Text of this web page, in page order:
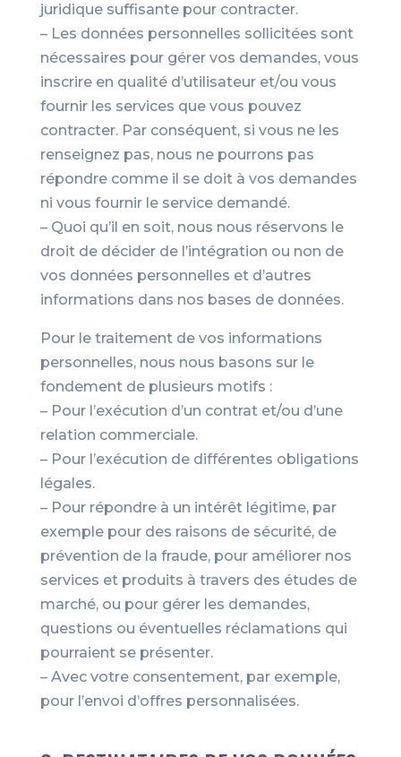
juridique suffisante pour contracter.
– Les données personnelles sollicitées sont
nécessaires pour gérer vos demandes, vous
inscrire en qualité d’utilisateur et/ou vous
fournir les services que vous pouvez
contracter. Par conséquent, si vous ne les
renseignez pas, nous ne pourrons pas
répondre comme il se doit à vos demandes
ni vous fournir le service demandé.
– Quoi qu’il en soit, nous nous réservons le
droit de décider de l’intégration ou non de
vos données personnelles et d’autres
informations dans nos bases de données.
Pour le traitement de vos informations
personnelles, nous nous basons sur le
fondement de plusieurs motifs :
– Pour l’exécution d’un contrat et/ou d’une
relation commerciale.
– Pour l’exécution de différentes obligations
légales.
– Pour répondre à un intérêt légitime, par
exemple pour des raisons de sécurité, de
prévention de la fraude, pour améliorer nos
services et produits à travers des études de
marché, ou pour gérer les demandes,
questions ou éventuelles réclamations qui
pourraient se présenter.
– Avec votre consentement, par exemple,
pour l’envoi d’offres personnalisées.